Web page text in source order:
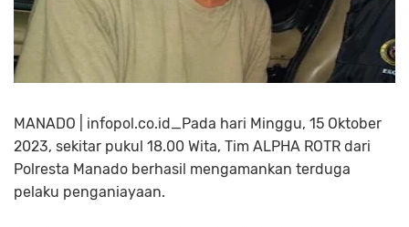
MANADO | infopol.co.id_Pada hari Minggu, 15 Oktober
2023, sekitar pukul 18.00 Wita, Tim ALPHA ROTR dari
Polresta Manado berhasil mengamankan terduga
pelaku penganiayaan.